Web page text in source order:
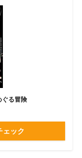
る冒険
ェック